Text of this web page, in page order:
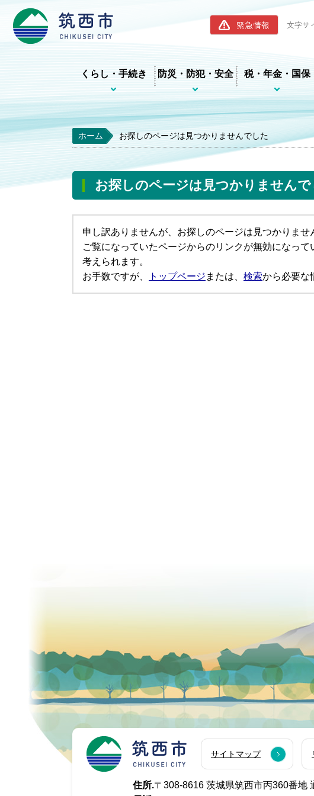
筑西市ホームページ
緊急情報 文字サ
くらし・手続き 防災・防犯・安全 税・年金・国保
ホーム お探しのページは見つかりませんでした
お探しのページは見つかりませんで
申し訳ありませんが、お探しのページは見つかりませ
ご覧になっていたページからのリンクが無効になっ
考えられます。
お手数ですが、
トップページ または、 検索から必要な
サイトマップ
住所.〒308-8616 茨城県筑西市丙360番地